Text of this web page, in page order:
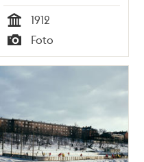
Tid
1912
Typ
Foto